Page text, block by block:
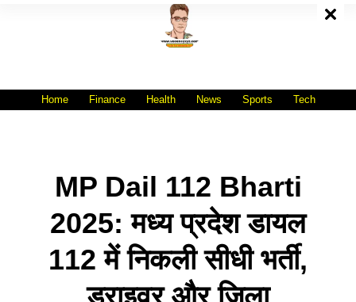
Home Finance Health News Sports Tech
MP Dail 112 Bharti
2025: मध्य प्रदेश डायल
112 में निकली सीधी भर्ती,